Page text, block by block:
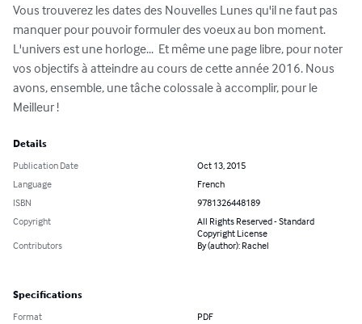
Vous trouverez les dates des Nouvelles Lunes qu'il ne faut pas
manquer pour pouvoir formuler des voeux au bon moment.
L'univers est une horloge...  Et même une page libre, pour noter
vos objectifs à atteindre au cours de cette année 2016. Nous
avons, ensemble, une tâche colossale à accomplir, pour le
Meilleur !
Details
Publication Date
Oct 13, 2015
Language
French
ISBN
9781326448189
Copyright
All Rights Reserved - Standard
Copyright License
Contributors
By (author): Rachel
Specifications
Format PDF